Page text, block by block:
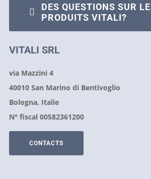
DES QUESTIONS SUR
PRODUITS VITALI?
VITALI SRL
via Mazzini 4
40010 San Marino di Bentivoglio
Bologna, Italie
N° fiscal 00582361200
CONTACTS